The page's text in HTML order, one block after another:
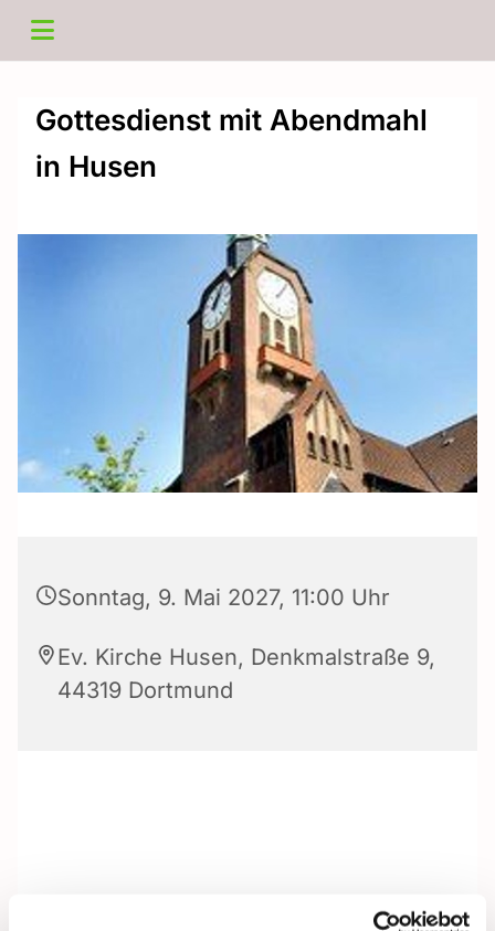
Gottesdienst mit Abendmahl
in Husen
Sonntag, 9. Mai 2027, 11:00 Uhr
Ev. Kirche Husen, Denkmalstraße 9,
44319 Dortmund